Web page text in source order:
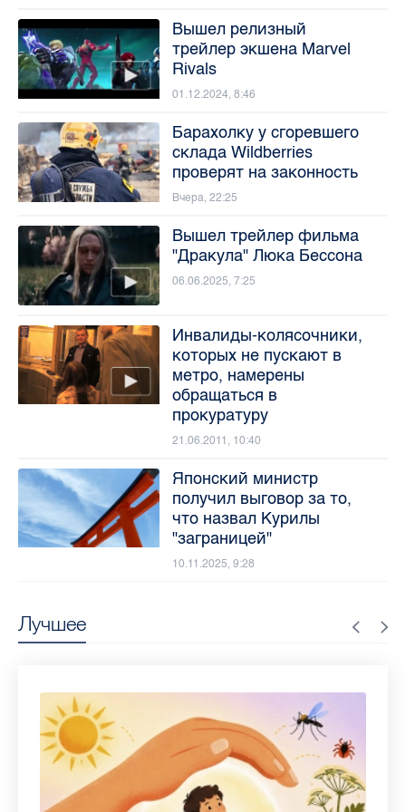
Лучшее
Вышел релизный
трейлер экшена Marvel
Rivals
01.12.2024, 8:46
Барахолку у сгоревшего
склада Wildberries
проверят на законность
Вчера, 22:25
Вышел трейлер фильма
"Дракула" Люка Бессона
06.06.2025, 7:25
Инвалиды-колясочники,
которых не пускают в
метро, намерены
обращаться в
прокуратуру
21.06.2011, 10:40
Японский министр
получил выговор за то,
что назвал Курилы
"заграницей"
10.11.2025, 9:28